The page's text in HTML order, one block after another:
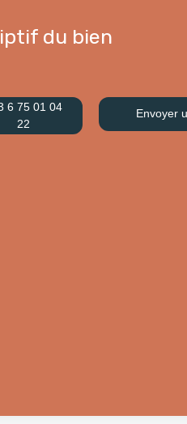
du bien
6 75 01 04
22
Envoyer